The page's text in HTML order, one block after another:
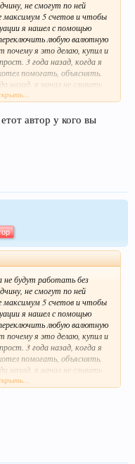
не смогут по ней
максимум 5 счетов и чтобы
я нашел с помощью
любую валютную
я это делаю, купил и
3 года назад, когда я
помогать, объяснять.
назад, я начал не сливать
я прошел обучение у очень
50 деревянных, ведь не
С этими знаниями я торгую
которые зародились у
пару индюков, ТОС. Те кто
автор у кого вы
не будут работать без
не смогут по ней
максимум 5 счетов и чтобы
я нашел с помощью
любую валютную
я это делаю, купил и
3 года назад, когда я
помогать, объяснять.
назад, я начал не сливать
я прошел обучение у очень
50 тыс. руб. На Ютубе
50 деревянных, ведь не
С этими знаниями я торгую
которые зародились у